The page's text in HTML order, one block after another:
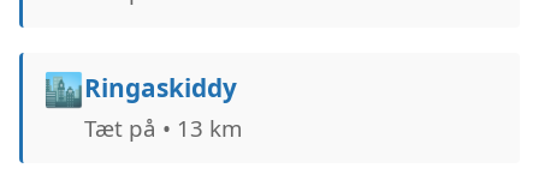
🏙️Ringaskiddy
Tæt på • 13 km